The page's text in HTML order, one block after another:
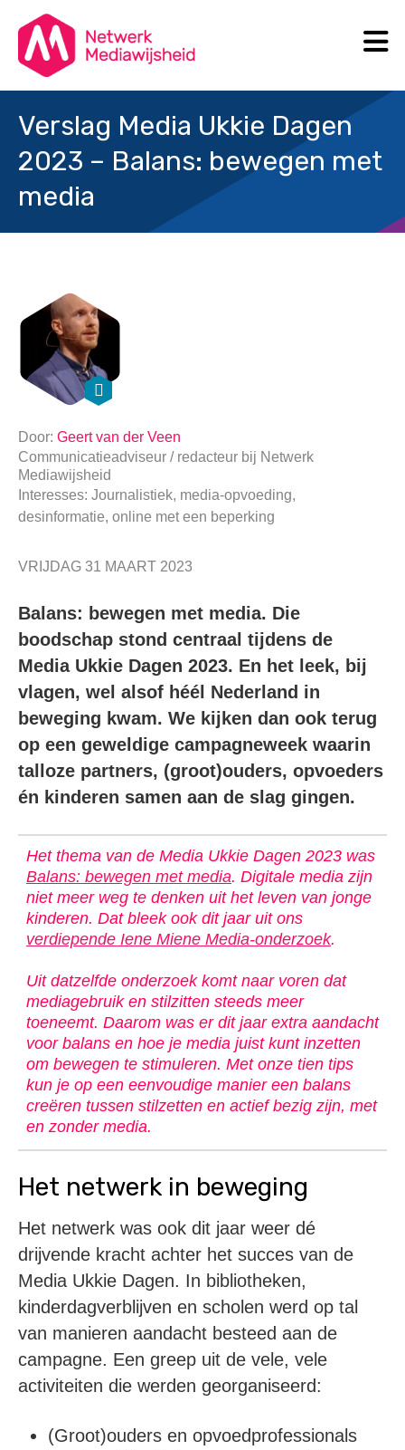
Verslag Media Ukkie Dagen
2023 – Balans: bewegen met
media
Door: Geert van der Veen
Communicatieadviseur / redacteur bij Netwerk
Mediawijsheid
Interesses: Journalistiek, media-opvoeding,
desinformatie, online met een beperking
VRIJDAG 31 MAART 2023
Balans: bewegen met media. Die
boodschap stond centraal tijdens de
Media Ukkie Dagen 2023. En het leek, bij
vlagen, wel alsof héél Nederland in
beweging kwam. We kijken dan ook terug
op een geweldige campagneweek waarin
talloze partners, (groot)ouders, opvoeders
én kinderen samen aan de slag gingen.
Het thema van de Media Ukkie Dagen 2023 was
Balans: bewegen met media. Digitale media zijn
niet meer weg te denken uit het leven van jonge
kinderen. Dat bleek ook dit jaar uit ons
verdiepende Iene Miene Media-onderzoek.
Uit datzelfde onderzoek komt naar voren dat
mediagebruik en stilzitten steeds meer
toeneemt. Daarom was er dit jaar extra aandacht
voor balans en hoe je media juist kunt inzetten
om bewegen te stimuleren. Met onze tien tips
kun je op een eenvoudige manier een balans
creëren tussen stilzetten en actief bezig zijn, met
en zonder media.
Het netwerk in beweging
Het netwerk was ook dit jaar weer dé
drijvende kracht achter het succes van de
Media Ukkie Dagen. In bibliotheken,
kinderdagverblijven en scholen werd op tal
van manieren aandacht besteed aan de
campagne. Een greep uit de vele, vele
activiteiten die werden georganiseerd:
(Groot)ouders en opvoedprofessionals